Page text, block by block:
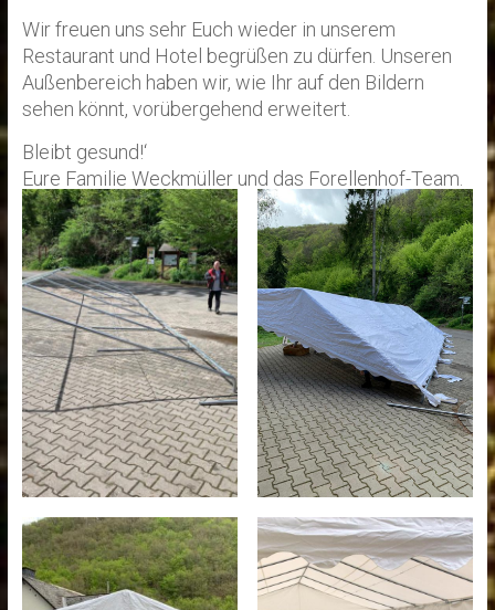
Wir freuen uns sehr Euch wieder in unserem
Restaurant und Hotel begrüßen zu dürfen. Unseren
Außenbereich haben wir, wie Ihr auf den Bildern
sehen könnt, vorübergehend erweitert.
Bleibt gesund!‘
Eure Familie Weckmüller und das Forellenhof-Team.